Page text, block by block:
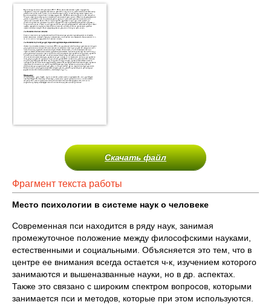
Скачать файл
Фрагмент текста работы
Место психологии в системе наук о человеке
Современная пси находится в ряду наук, занимая
промежуточное положение между философскими науками,
естественными и социальными. Объясняется это тем, что в
центре ее внимания всегда остается ч-к, изучением которого
занимаются и вышеназванные науки, но в др. аспектах.
Также это связано с широким спектром вопросов, которыми
занимается пси и методов, которые при этом используются.